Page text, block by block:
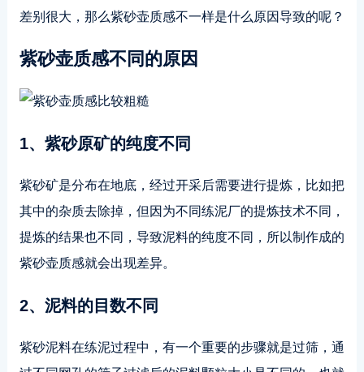
差别很大，那么紫砂壶质感不一样是什么原因导致的呢？
紫砂壶质感不同的原因
1、紫砂原矿的纯度不同
紫砂矿是分布在地底，经过开采后需要进行提炼，比如把
其中的杂质去除掉，但因为不同练泥厂的提炼技术不同，
提炼的结果也不同，导致泥料的纯度不同，所以制作成的
紫砂壶质感就会出现差异。
2、泥料的目数不同
紫砂泥料在练泥过程中，有一个重要的步骤就是过筛，通